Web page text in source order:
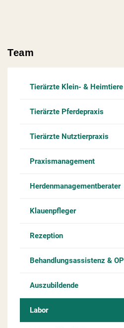
Team
Tierärzte Klein- & Heimtiere
Tierärzte Pferdepraxis
Tierärzte Nutztierpraxis
Praxismanagement
Herdenmanagementberater
Klauenpfleger
Rezeption
Behandlungsassistenz & OP
Auszubildende
Labor